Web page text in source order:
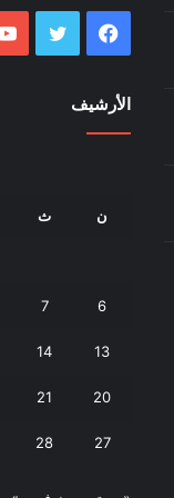
فيسبوك تويتر
الأرشيف
ن ث
6
7
13
14
20
21
27
28